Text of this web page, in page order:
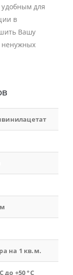
для
в
Вашу
ненужных
на 1 кв.м.
до +50 °С